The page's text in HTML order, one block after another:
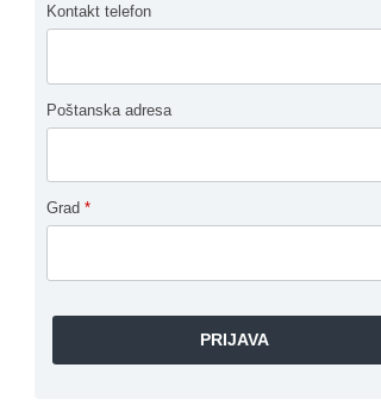
Kontakt telefon
Poštanska adresa
Grad *